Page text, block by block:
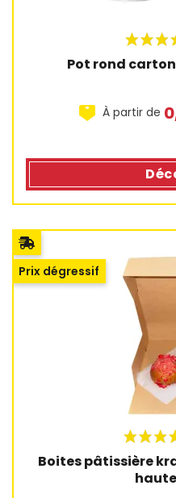
Pot rond
À partir de
Boites pâtissière
Prix dégressif